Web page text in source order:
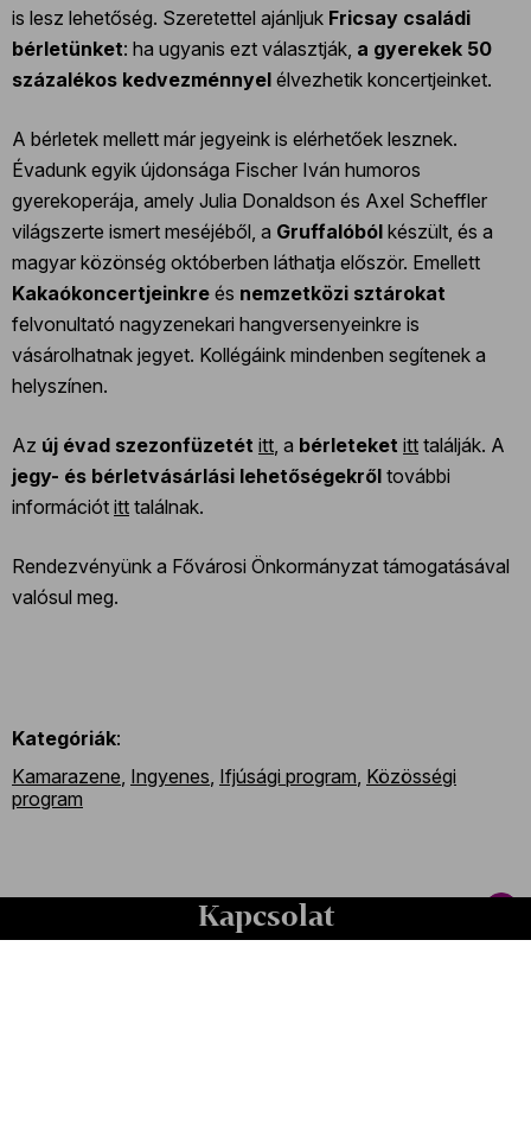
is lesz lehetőség. Szeretettel ajánljuk Fricsay családi
bérletünket: ha ugyanis ezt választják, a gyerekek 50
százalékos kedvezménnyel élvezhetik koncertjeinket.
A bérletek mellett már jegyeink is elérhetőek lesznek.
Évadunk egyik újdonsága Fischer Iván humoros
gyerekoperája, amely Julia Donaldson és Axel Scheffler
világszerte ismert meséjéből, a Gruffalóból készült, és a
magyar közönség októberben láthatja először. Emellett
Kakaókoncertjeinkre és nemzetközi sztárokat
felvonultató nagyzenekari hangversenyeinkre is
vásárolhatnak jegyet. Kollégáink mindenben segítenek a
helyszínen.
Az új évad szezonfüzetét itt , a bérleteket itt találják. A
jegy- és bérletvásárlási lehetőségekről további
információt itt találnak.
Rendezvényünk a Fővárosi Önkormányzat támogatásával
valósul meg.
Kategóriák:
Kamarazene, Ingyenes, Ifjúsági program, Közösségi
program
Kapcsolat